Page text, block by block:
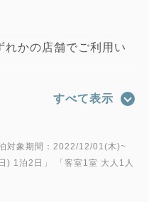
かの店舗でご利用い
材を使用した豊富な種
リと栄養価が高いと
ごはんと
食パンをご用意し、
すべて表示
対象期間：2022/12/01(木)~
) 1泊2日 」 「客室1室 大人1人